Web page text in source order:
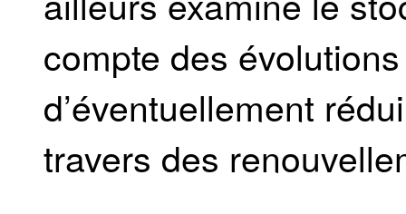
compte des
d’éventuellement
travers des